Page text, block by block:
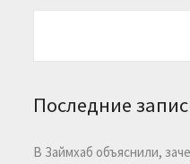
Последние
В Займхаб объяснили,